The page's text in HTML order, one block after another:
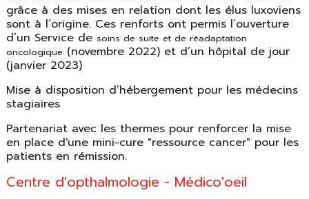
grâce à des mises en relation dont les élus luxoviens
sont à l’origine. Ces renforts ont permis l’ouverture
d’un Service de soins de suite et de réadaptation
oncologique (novembre 2022) et d’un hôpital de jour
(janvier 2023)
Mise à disposition d’hébergement pour les médecins
stagiaires
Partenariat avec les thermes pour renforcer la mise
en place d'une mini-cure "ressource cancer" pour les
patients en rémission.
Centre d'opthalmologie - Médico'oeil